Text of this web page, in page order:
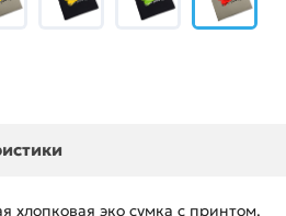
хлопковая эко сумка с принтом.